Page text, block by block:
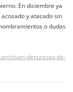
En diciembre ya
y atacado sin
o dudas
denuncias-de-